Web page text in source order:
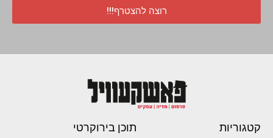
רוצה להצטרף!!!
קטגוריות תוכן בירוקרטי